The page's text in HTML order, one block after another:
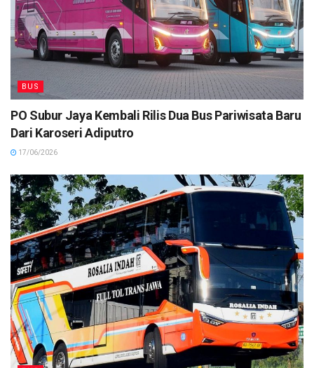
BUS
PO Subur Jaya Kembali Rilis Dua Bus Pariwisata Baru
Dari Karoseri Adiputro
17/06/2026